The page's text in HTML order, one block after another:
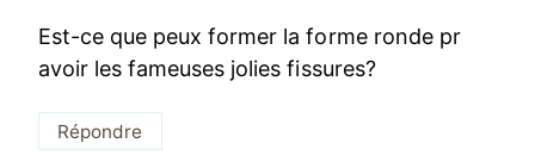
Est-ce que peux former la forme ronde pr
avoir les fameuses jolies fissures?
Répondre